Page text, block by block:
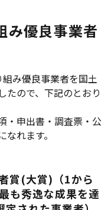
み優良事業者
み優良事業者を国土
たので、下記のとおり
・申出書・調査票・公
れます。
賞(大賞)（1から
も秀逸な成果を達